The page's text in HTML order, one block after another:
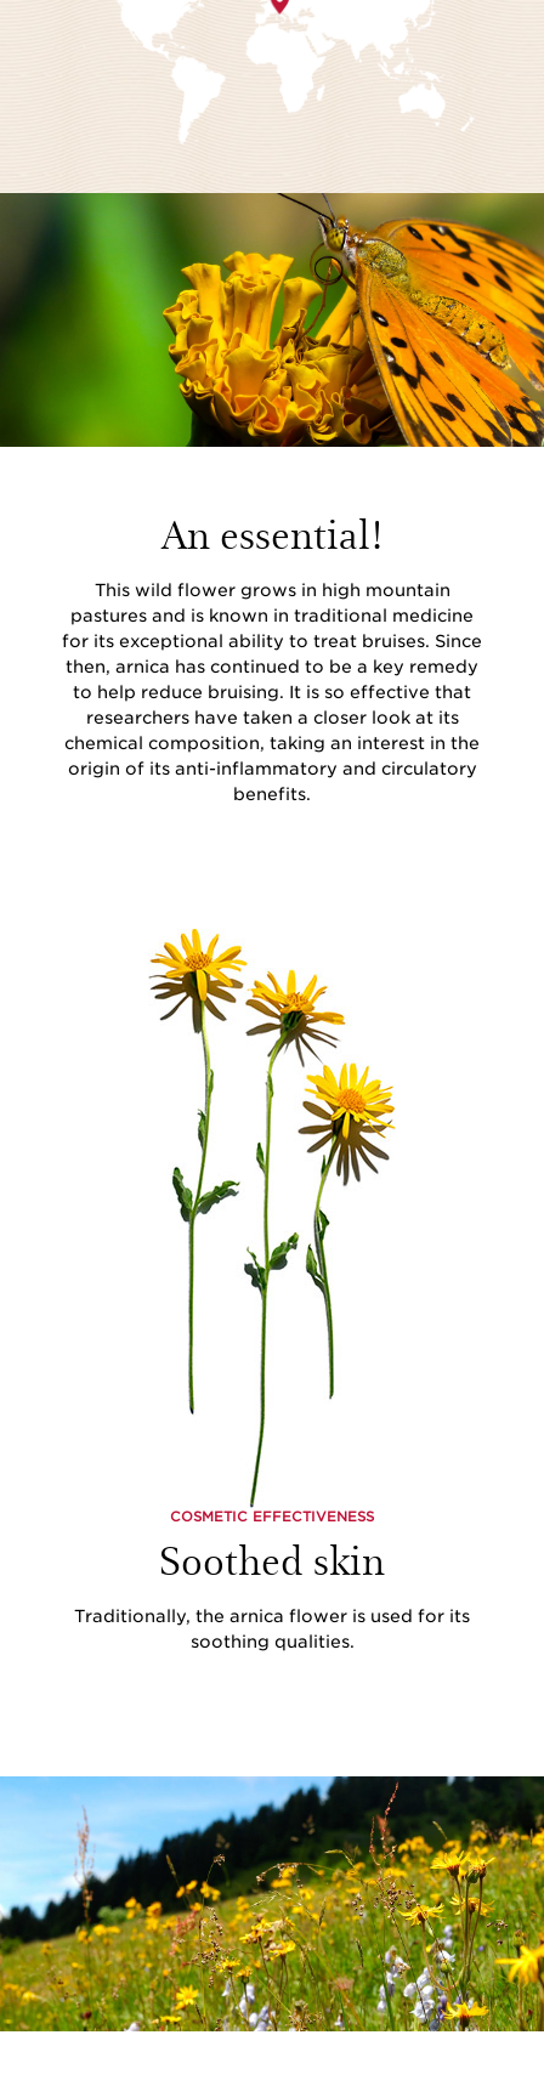
An essential!
This wild flower grows in high mountain
pastures and is known in traditional medicine
for its exceptional ability to treat bruises. Since
then, arnica has continued to be a key remedy
to help reduce bruising. It is so effective that
researchers have taken a closer look at its
chemical composition, taking an interest in the
origin of its anti-inflammatory and circulatory
benefits.
COSMETIC EFFECTIVENESS
Soothed skin
Traditionally, the arnica flower is used for its
soothing qualities.